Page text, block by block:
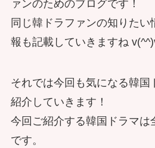
ァンのためのブログです！
同じ韓ドラファンの知りた
報も記載していきますね
それでは今回も気になる韓国
紹介していきます！
今回ご紹介する韓国ドラマは
です。